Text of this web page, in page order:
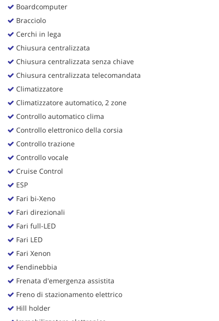
Boardcomputer
Bracciolo
Cerchi in lega
Chiusura centralizzata
Chiusura centralizzata senza chiave
Chiusura centralizzata telecomandata
Climatizzatore
Climatizzatore automatico, 2 zone
Controllo automatico clima
Controllo elettronico della corsia
Controllo trazione
Controllo vocale
Cruise Control
ESP
Fari bi-Xeno
Fari direzionali
Fari full-LED
Fari LED
Fari Xenon
Fendinebbia
Frenata d'emergenza assistita
Freno di stazionamento elettrico
Hill holder